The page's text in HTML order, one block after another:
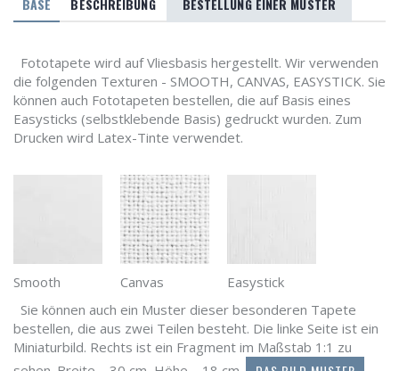
BASE BESCHREIBUNG BESTELLUNG EINER MUSTER
Fototapete wird auf Vliesbasis hergestellt. Wir verwenden
die folgenden Texturen - SMOOTH, CANVAS, EASYSTICK. Sie
können auch Fototapeten bestellen, die auf Basis eines
Easysticks (selbstklebende Basis) gedruckt wurden. Zum
Drucken wird Latex-Tinte verwendet.
Smooth Canvas
Easystick
Sie können auch ein Muster dieser besonderen Tapete
bestellen, die aus zwei Teilen besteht. Die linke Seite ist ein
Miniaturbild. Rechts ist ein Fragment im Maßstab 1:1 zu